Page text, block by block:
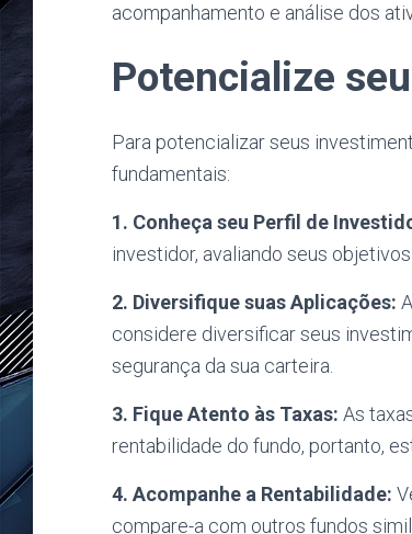
acompanhamento e análise dos
Potencialize
Para potencializar seus
fundamentais:
1. Conheça seu Perfil de
investidor, avaliando seus
2. Diversifique suas Aplicações:
considere diversificar seus
segurança da sua carteira.
3. Fique Atento às Taxas: As
rentabilidade do fundo, portanto,
4. Acompanhe a Rentabilidade:
compare-a com outros fundos